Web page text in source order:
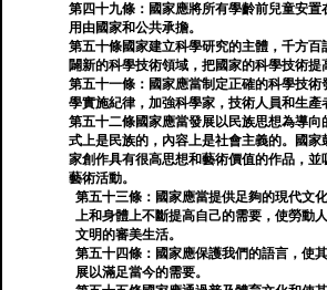
第四十九條：國家應將所有學齡前兒童安
用由國家和公共承擔。
第五十條國家建立科學研究的主體，千方百
闢新的科學技術領域，把國家的科學技術提
第五十一條：國家應當制定正確的科學技
學實施紀律，加強科學家，技術人員和生產
第五十二條國家應當發展以民族思想為導
式上是民族的，內容上是社會主義的。國
家創作具有很高思想和藝術價值的作品，並
藝術活動。
第五十三條：國家應當提供足夠的現代文
上和身體上不斷提高自己的需要，使勞動
文明的審美生活。
第五十四條：國家應保護我們的語言，使
展以滿足當今的需要。